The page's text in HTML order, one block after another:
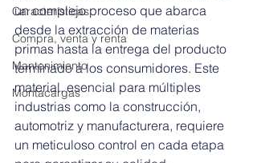
Características
Compra, venta y renta
Mantenimiento
Montacargas
un complejo proceso que abarca
desde la extracción de materias
primas hasta la entrega del producto
terminado a los consumidores. Este
material, esencial para múltiples
industrias como la construcción,
automotriz y manufacturera, requiere
un meticuloso control en cada etapa